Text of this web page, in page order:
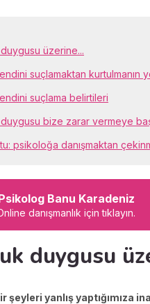
üzerine...
suçlamaktan kurtulmanın
suçlama belirtileri
bize zarar vermeye
psikoloğa danışmaktan
Banu Karadeniz
danışmanlık için tıklayın.
duygusu
şeyleri yanlış yaptığımıza